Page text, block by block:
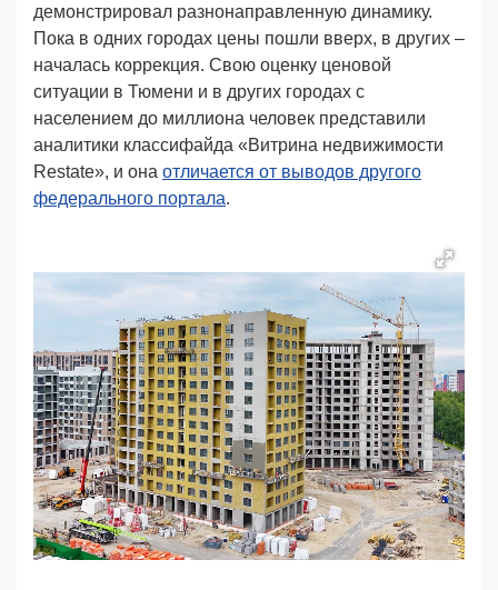
демонстрировал разнонаправленную динамику.
Пока в одних городах цены пошли вверх, в других –
началась коррекция. Свою оценку ценовой
ситуации в Тюмени и в других городах с
населением до миллиона человек представили
аналитики классифайда «Витрина недвижимости
Restate», и она отличается от выводов другого
федерального портала.